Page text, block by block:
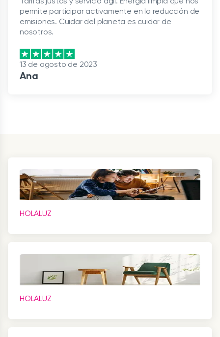
permite participar activamente en la reducción de
emisiones. Cuidar del planeta es cuidar de
nosotros.
13 de agosto de 2023
Ana
HOLALUZ
HOLALUZ